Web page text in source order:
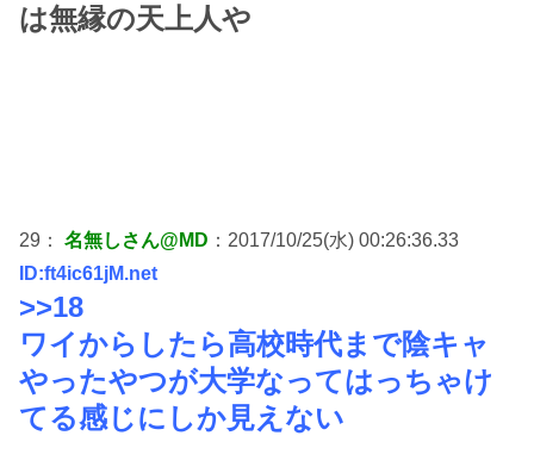
は無縁の天上人や
29： 名無しさん@MD ：2017/10/25(水) 00:26:36.33
ID:ft4ic61jM.net
>>18
ワイからしたら高校時代まで陰キャ
やったやつが大学なってはっちゃけ
てる感じにしか見えない